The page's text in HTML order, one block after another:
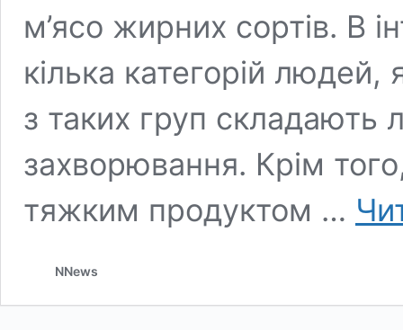
м’ясо жирних сортів. В
кілька категорій людей,
з таких груп складають
захворювання. Крім
тяжким продуктом …
NNews